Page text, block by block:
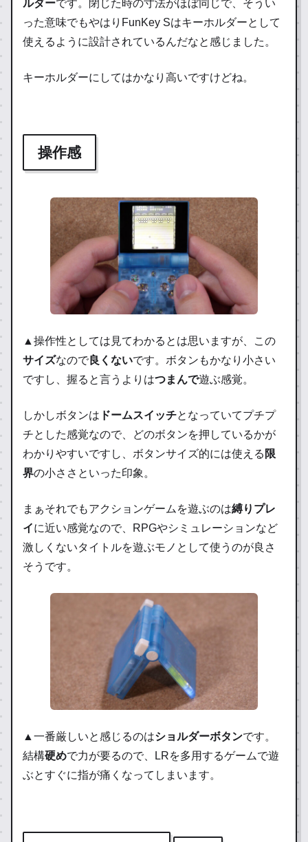
ルダーです。閉じた時の寸法がほぼ同じで、そうい
った意味でもやはりFunKey Sはキーホルダーとして
使えるように設計されているんだなと感じました。
キーホルダーにしてはかなり高いですけどね。
操作感
▲操作性としては見てわかるとは思いますが、この
サイズなので良くないです。ボタンもかなり小さい
ですし、握ると言うよりはつまんで遊ぶ感覚。
しかしボタンは ドームスイッチとなっていてプチプ
チとした感覚なので、どのボタンを押しているかが
わかりやすいですし、ボタンサイズ的には使える 限
界の小ささといった印象。
まぁそれでもアクションゲームを遊ぶのは縛りプレ
イに近い感覚なので、RPGやシミュレーションなど
激しくないタイトルを遊ぶモノとして使うのが良さ
そうです。
▲一番厳しいと感じるのはショルダーボタンです。
結構硬めで力が要るので、LRを多用するゲームで遊
ぶとすぐに指が痛くなってしまいます。